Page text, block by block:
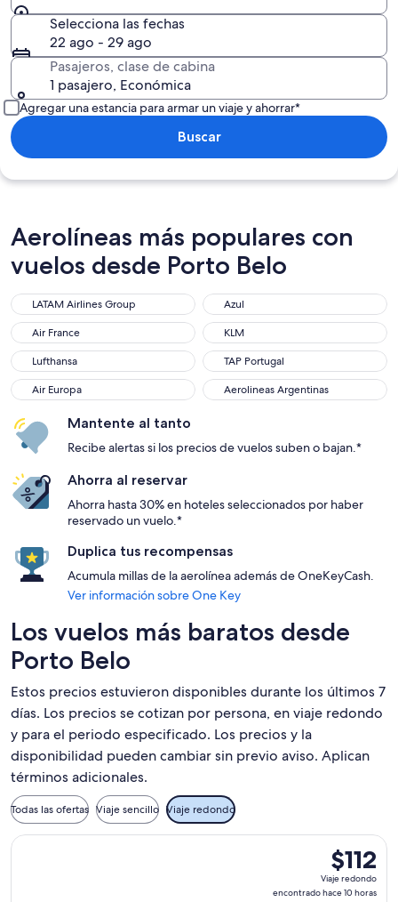
Selecciona las fechas
22 ago - 29 ago
Pasajeros, clase de cabina
1 pasajero, Económica
Agregar una estancia para armar un viaje y ahorrar*
Buscar
Aerolíneas más populares con
vuelos desde Porto Belo
LATAM Airlines Group
Azul
Air France
KLM
Lufthansa
TAP Portugal
Air Europa
Aerolineas Argentinas
Mantente al tanto
Recibe alertas si los precios de vuelos suben o bajan.*
Ahorra al reservar
Ahorra hasta 30% en hoteles seleccionados por haber
reservado un vuelo.*
Duplica tus recompensas
Acumula millas de la aerolínea además de OneKeyCash.
Ver información sobre One Key
Los vuelos más baratos desde
Porto Belo
Estos precios estuvieron disponibles durante los últimos 7
días. Los precios se cotizan por persona, en viaje redondo
y para el periodo especificado. Los precios y la
disponibilidad pueden cambiar sin previo aviso. Aplican
términos adicionales.
Todas las ofertas Viaje sencillo Viaje redondo
$112
Viaje
redondo,
$112
Viaje redondo
encontrado hace 10 horas
Seleccionar vuelo de Azul, con salida el mar, 29 sept.